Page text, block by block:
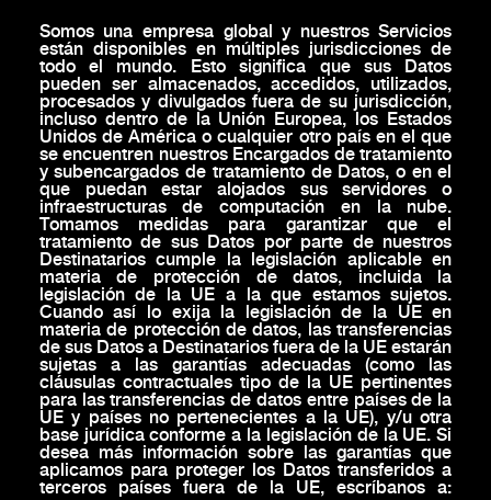
Somos una empresa global y nuestros Servicios
están disponibles en múltiples jurisdicciones de
todo el mundo. Esto significa que sus Datos
pueden ser almacenados, accedidos, utilizados,
procesados y divulgados fuera de su jurisdicción,
incluso dentro de la Unión Europea, los Estados
Unidos de América o cualquier otro país en el que
se encuentren nuestros Encargados de tratamiento
y subencargados de tratamiento de Datos, o en el
que puedan estar alojados sus servidores o
infraestructuras de computación en la nube.
Tomamos medidas para garantizar que el
tratamiento de sus Datos por parte de nuestros
Destinatarios cumple la legislación aplicable en
materia de protección de datos, incluida la
legislación de la UE a la que estamos sujetos.
Cuando así lo exija la legislación de la UE en
materia de protección de datos, las transferencias
de sus Datos a Destinatarios fuera de la UE estarán
sujetas a las garantías adecuadas (como las
cláusulas contractuales tipo de la UE pertinentes
para las transferencias de datos entre países de la
UE y países no pertenecientes a la UE), y/u otra
base jurídica conforme a la legislación de la UE. Si
desea más información sobre las garantías que
aplicamos para proteger los Datos transferidos a
terceros países fuera de la UE, escríbanos a: